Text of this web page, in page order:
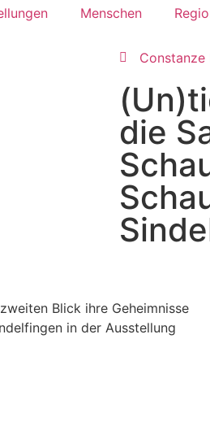
Menschen
Constanze
die
Blick ihre Geheimnisse
in der Ausstellung